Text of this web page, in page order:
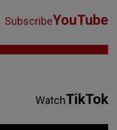
SubscribeYouTube
WatchTikTok